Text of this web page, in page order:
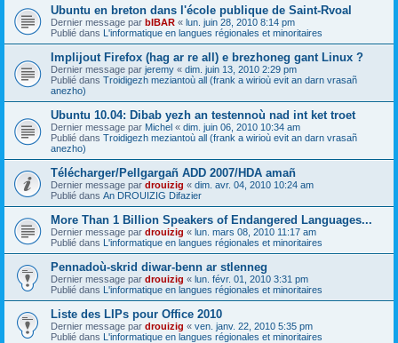
Ubuntu en breton dans l'école publique de Saint-Rvoal
Dernier message par bIBAR « lun. juin 28, 2010 8:14 pm
Publié dans L'informatique en langues régionales et minoritaires
Implijout Firefox (hag ar re all) e brezhoneg gant Linux ?
Dernier message par jeremy « dim. juin 13, 2010 2:29 pm
Publié dans Troidigezh meziantoù all (frank a wirioù evit an darn vrasañ
anezho)
Ubuntu 10.04: Dibab yezh an testennoù nad int ket troet
Dernier message par Michel « dim. juin 06, 2010 10:34 am
Publié dans Troidigezh meziantoù all (frank a wirioù evit an darn vrasañ
anezho)
Télécharger/Pellgargañ ADD 2007/HDA amañ
Dernier message par drouizig « dim. avr. 04, 2010 10:24 am
Publié dans An DROUIZIG Difazier
More Than 1 Billion Speakers of Endangered Languages...
Dernier message par drouizig « lun. mars 08, 2010 11:17 am
Publié dans L'informatique en langues régionales et minoritaires
Pennadoù-skrid diwar-benn ar stlenneg
Dernier message par drouizig « lun. févr. 01, 2010 3:31 pm
Publié dans L'informatique en langues régionales et minoritaires
Liste des LIPs pour Office 2010
Dernier message par drouizig « ven. janv. 22, 2010 5:35 pm
Publié dans L'informatique en langues régionales et minoritaires